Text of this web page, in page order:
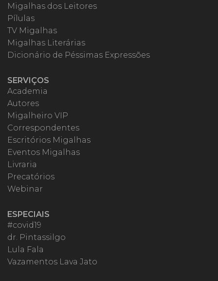
Migalhas dos Leitores
Pílulas
TV Migalhas
Migalhas Literárias
Dicionário de Péssimas Expressões
SERVIÇOS
Academia
Autores
Migalheiro VIP
Correspondentes
Escritórios Migalhas
Eventos Migalhas
Livraria
Precatórios
Webinar
ESPECIAIS
#covid19
dr. Pintassilgo
Lula Fala
Vazamentos Lava Jato